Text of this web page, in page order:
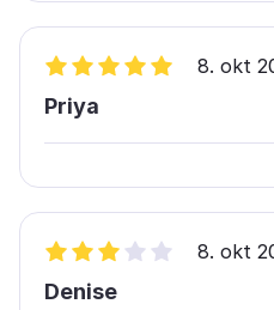
8. okt
Priya
8. okt
Denise